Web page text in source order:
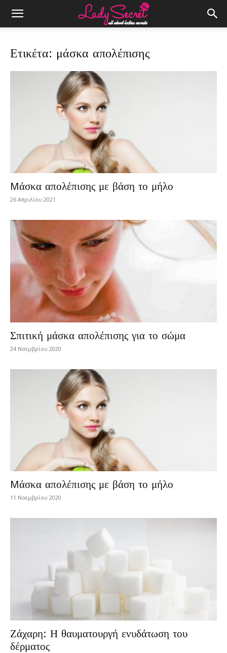
Ετικέτα: μάσκα απολέπισης
Mάσκα απολέπισης με βάση το μήλο
26 Απριλίου 2021
Σπιτική μάσκα απολέπισης για το σώμα
24 Νοεμβρίου 2020
Mάσκα απολέπισης με βάση το μήλο
11 Νοεμβρίου 2020
Ζάχαρη: Η θαυματουργή ενυδάτωση του
δέρματος